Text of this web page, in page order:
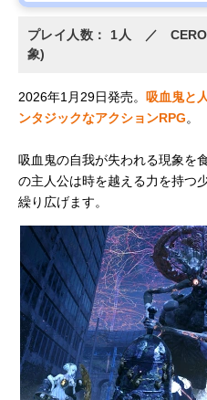
プレイ人数： 1人 ／ CERO
象)
2026年1月29日発売。
吸血鬼と
ンタジックなアクションRPG。
吸血鬼の自我が失われる現象を
の主人公は時を越える力を持つ
繰り広げます。